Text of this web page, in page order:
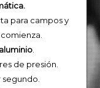
para campos y
aluminio.
de presión.